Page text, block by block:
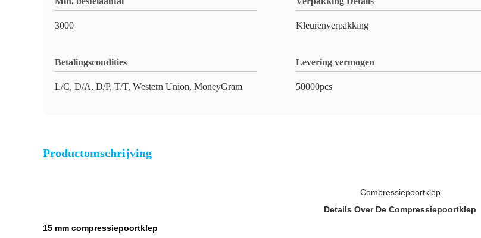
3000 Kleurenverpakking
Betalingscondities
L/C, D/A, D/P, T/T, Western Union, MoneyGram
Levering vermogen
50000pcs
Productomschrijving
Compressiepoortklep
Details Over De Compressiepoortklep
15 mm compressiepoortklep